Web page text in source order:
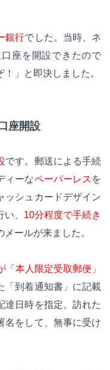
銀行でした。当時、ネ
座を開設できたので
」と即決しました。
座開設
です。郵送による手続
ィーなペーパーレス を
ッシュカードデザイン
、 10分程度で手続き
ールが来ました。
「本人限定受取郵便」
「到着通知書」に記載
達日時を指定。訪れた
名をして、無事に受け